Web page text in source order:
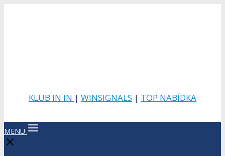
KLUB IN IN | WINSIGNALS | TOP NABÍDKA
MENU